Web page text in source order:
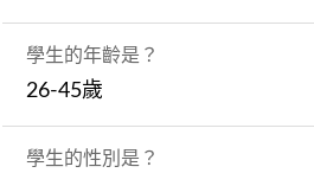
學生的年齡是？
26-45歲
學生的性別是？